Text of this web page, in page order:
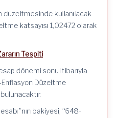
kullanılacak
katsayısı 1,02472 olarak
Tespiti
dönemi sonu itibarıyla
Enflasyon Düzeltme
bakiyesi, “648-